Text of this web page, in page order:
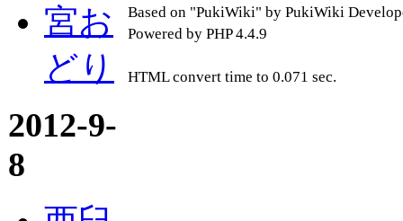
宮お
どり
2012-9-
8
Based on "PukiWiki" by PukiWiki
Powered by PHP 4.4.9
HTML convert time to 0.071 sec.